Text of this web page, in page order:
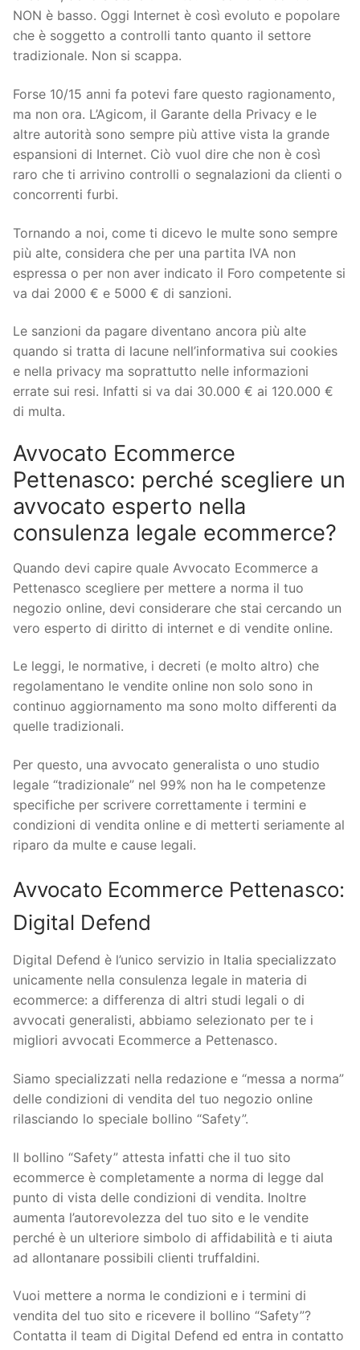
NON è basso. Oggi Internet è così evoluto e popolare
che è soggetto a controlli tanto quanto il settore
tradizionale. Non si scappa.
Forse 10/15 anni fa potevi fare questo ragionamento,
ma non ora. L’Agicom, il Garante della Privacy e le
altre autorità sono sempre più attive vista la grande
espansioni di Internet. Ciò vuol dire che non è così
raro che ti arrivino controlli o segnalazioni da clienti o
concorrenti furbi.
Tornando a noi, come ti dicevo le multe sono sempre
più alte, considera che per una partita IVA non
espressa o per non aver indicato il Foro competente si
va dai 2000 € e 5000 € di sanzioni.
Le sanzioni da pagare diventano ancora più alte
quando si tratta di lacune nell’informativa sui cookies
e nella privacy ma soprattutto nelle informazioni
errate sui resi. Infatti si va dai 30.000 € ai 120.000 €
di multa.
Avvocato Ecommerce
Pettenasco: perché scegliere un
avvocato esperto nella
consulenza legale ecommerce?
Quando devi capire quale Avvocato Ecommerce a
Pettenasco scegliere per mettere a norma il tuo
negozio online, devi considerare che stai cercando un
vero esperto di diritto di internet e di vendite online.
Le leggi, le normative, i decreti (e molto altro) che
regolamentano le vendite online non solo sono in
continuo aggiornamento ma sono molto differenti da
quelle tradizionali.
Per questo, una avvocato generalista o uno studio
legale “tradizionale” nel 99% non ha le competenze
specifiche per scrivere correttamente i termini e
condizioni di vendita online e di metterti seriamente al
riparo da multe e cause legali.
Avvocato Ecommerce Pettenasco:
Digital Defend
Digital Defend è l’unico servizio in Italia specializzato
unicamente nella consulenza legale in materia di
ecommerce: a differenza di altri studi legali o di
avvocati generalisti, abbiamo selezionato per te i
migliori avvocati Ecommerce a Pettenasco.
Siamo specializzati nella redazione e “messa a norma”
delle condizioni di vendita del tuo negozio online
rilasciando lo speciale bollino “Safety”.
Il bollino “Safety” attesta infatti che il tuo sito
ecommerce è completamente a norma di legge dal
punto di vista delle condizioni di vendita. Inoltre
aumenta l’autorevolezza del tuo sito e le vendite
perché è un ulteriore simbolo di affidabilità e ti aiuta
ad allontanare possibili clienti truffaldini.
Vuoi mettere a norma le condizioni e i termini di
vendita del tuo sito e ricevere il bollino “Safety”?
Contatta il team di Digital Defend ed entra in contatto